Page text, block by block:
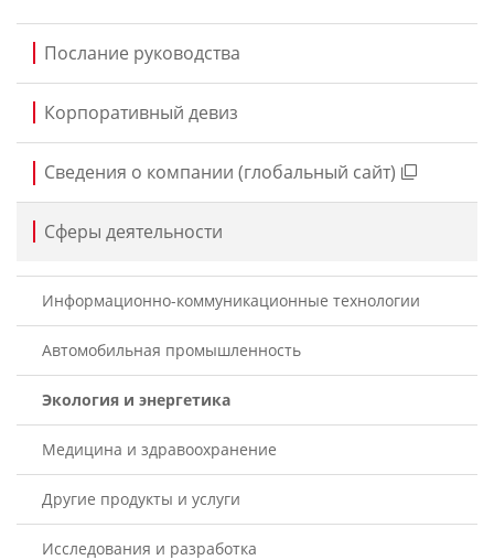
Послание руководства
Корпоративный девиз
Сведения о компании (глобальный сайт)
Сферы деятельности
Информационно-коммуникационные технологии
Автомобильная промышленность
Экология и энергетика
Медицина и здравоохранение
Другие продукты и услуги
Исследования и разработка